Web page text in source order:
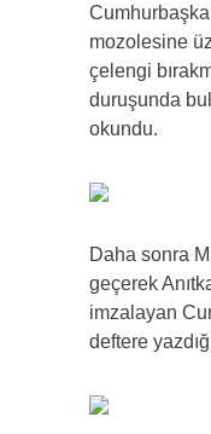
mozolesine
çelengi
duruşunda
okundu.
Daha sonra
geçerek
imzalayan
deftere